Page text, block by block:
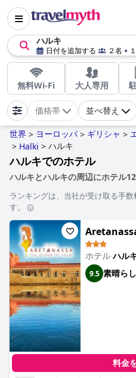
ハルキ
日付を追加する ２名
無料Wi-Fi 大人専用
価格帯 並べ替え
世界 > ヨーロッパ > ギリシャ >
> Halki > ハルキ
ハルキでのホテル
ハルキとハルキの周辺にホテル
ランキングは、当社が受け取る手
す。
ホテルハル
9.5 素晴ら
料金